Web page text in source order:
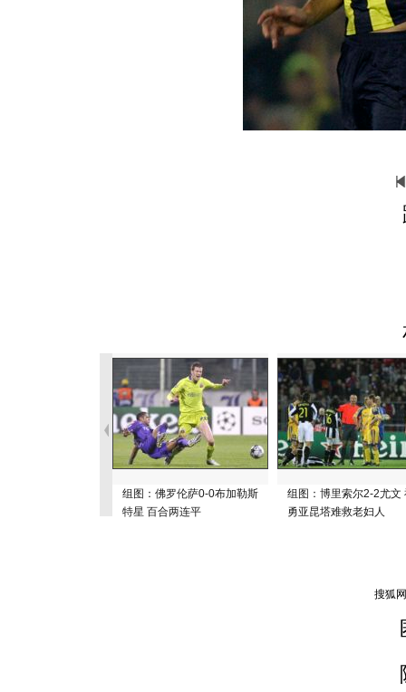
组图：佛罗伦萨0-0布加勒斯
特星 百合两连平
组图：博里索尔2-2尤文
勇亚昆塔难救老妇人